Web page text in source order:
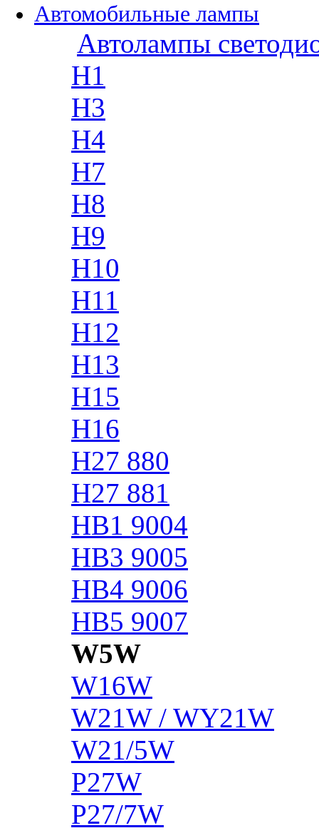
Автомобильные лампы
Автолампы
H1
H3
H4
H7
H8
H9
H10
H11
H12
H13
H15
H16
H27 880
H27 881
HB1 9004
HB3 9005
HB4 9006
HB5 9007
W5W
W16W
W21W / WY21W
W21/5W
P27W
P27/7W